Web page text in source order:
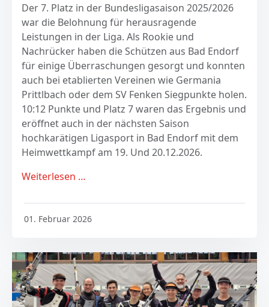
Der 7. Platz in der Bundesligasaison 2025/2026
war die Belohnung für herausragende
Leistungen in der Liga. Als Rookie und
Nachrücker haben die Schützen aus Bad Endorf
für einige Überraschungen gesorgt und konnten
auch bei etablierten Vereinen wie Germania
Prittlbach oder dem SV Fenken Siegpunkte holen.
10:12 Punkte und Platz 7 waren das Ergebnis und
eröffnet auch in der nächsten Saison
hochkarätigen Ligasport in Bad Endorf mit dem
Heimwettkampf am 19. Und 20.12.2026.
Weiterlesen …
01. Februar 2026